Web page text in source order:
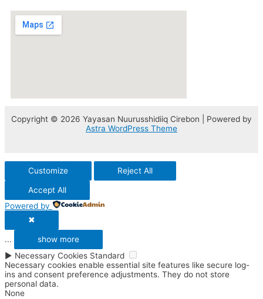
Copyright © 2026 Yayasan Nuurusshidiiq Cirebon | Powered by
Astra WordPress Theme
Customize Reject All
Accept All
Powered by
✖
...
show more
► Necessary Cookies Standard
Necessary cookies enable essential site features like secure log-
ins and consent preference adjustments. They do not store
personal data.
None